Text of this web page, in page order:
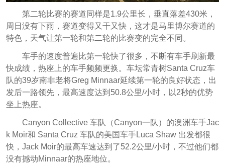
第二轮比赛的赛道同样是1.9公里长，垂直落差430米，
周日没有下雨，赛道变得又干又快，这才是马里博尔赛道的
特色，天气让第一轮和第二轮的比赛变的完全不同。
车手的速度普遍比第一轮快了很多，不断有车手刷新最
快成绩，热座上的车手频频更换。车坛常青树Santa Cruz车
队的39岁南非老将Greg Minnaar延续第一轮的良好状态，出
发后一路领先，最高速度达到50.8公里/小时，以2秒的优势
坐上热座。
Canyon Collective 车队（Canyon一队）的澳洲车手Jac
k Moir和 Santa Cruz 车队的美国车手Luca Shaw 出发都很
快，Jack Moir的最高车速达到了52.2公里/小时，不过他们都
没有撼动Minnaar的热座地位。